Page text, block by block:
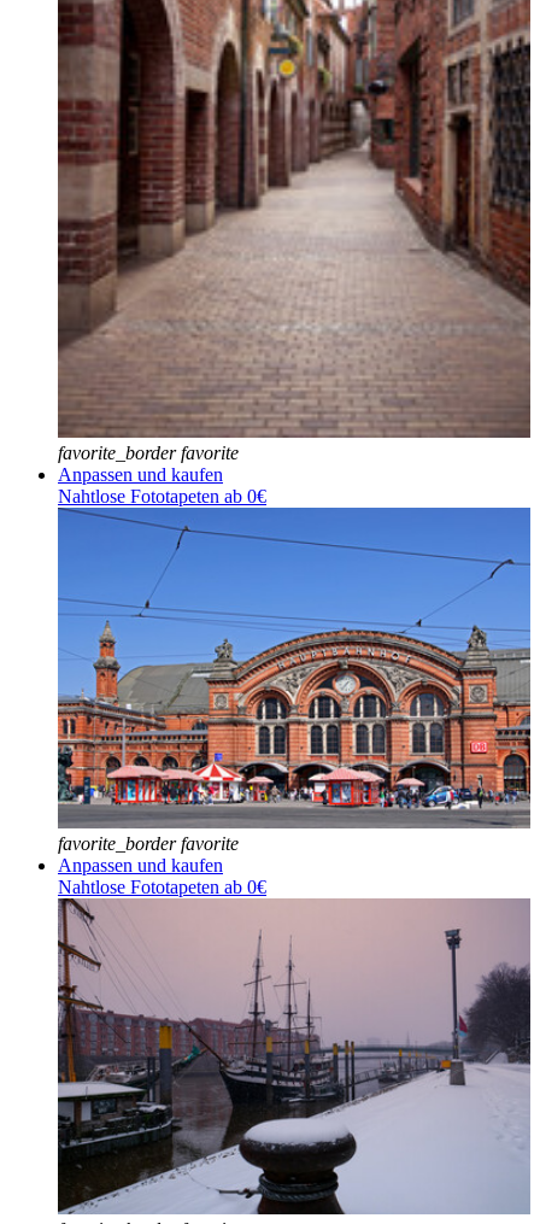
favorite_border favorite
Anpassen und kaufen
Nahtlose Fototapeten ab 0€
favorite_border favorite
Anpassen und kaufen
Nahtlose Fototapeten ab 0€